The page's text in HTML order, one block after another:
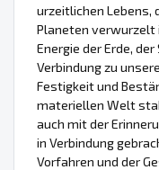
urzeitlichen Lebens,
Planeten verwurzelt
Energie der Erde,
Verbindung zu
Festigkeit und
materiellen Welt
auch mit der
in Verbindung
Vorfahren und der